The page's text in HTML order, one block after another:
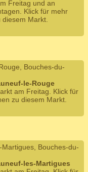
Freitag und an
Klick für mehr
Markt.
Bouches-du-
le-Rouge
am Freitag. Klick für
zu diesem Markt.
Bouches-du-
les-Martigues